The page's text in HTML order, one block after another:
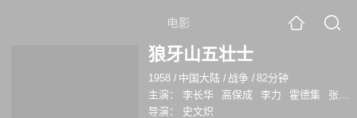
电影
狼牙山五壮士
1958 / 中国大陆 / 战争 /82分钟
主演：
李长华 高保成 李力 霍德集
张怀志
导演：
史文炽